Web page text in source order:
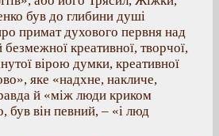
був до глибини душі
примат духового первня над
креативної, творчої,
вірою думки, креативної
яке «надхне, накличе,
й «між люди криком
був він певний, – «і люд